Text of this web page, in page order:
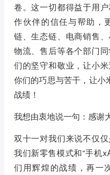
卷。这一切都得益于用
作伙伴的信任与帮助，
链、生态链、电商销售、
物流、售后等各个部门
们的坚守和敬业，让小
你们的巧思与苦干，让小
战绩！
我想由衷地说一句：感谢
双十一对我们来说不仅
我们新零售模式和“手机
们用辉煌的战绩，再一